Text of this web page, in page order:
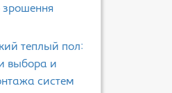
зрошення
теплый пол:
выбора и
систем